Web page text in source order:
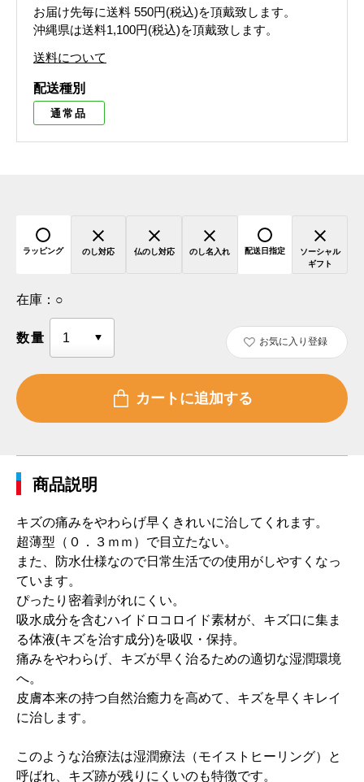
お届け先毎に送料 550円(税込)を頂戴致します。
沖縄県は送料1,100円(税込)を頂戴致します。
送料について
配送種別
通常品
ラッピング のし対応 仏のし対応 のし名入れ 配送日指定
ソーシャル
ギフト
在庫： ○
数量 お気に入り登録
商品説明
キズの痛みをやわらげ早くきれいに治してくれます。
超薄型（０．３ｍｍ）で目立たない。
また、防水仕様なので日常生活での使用がしやすくなっ
ています。
ぴったり密着剥がれにくい。
吸水成分を含むハイドロコロイド素材が、キズ口に集ま
る体液(キズを治す成分)を吸収・保持。
痛みをやわらげ、キズが早く治るための適切な湿潤環境
へ。
皮膚本来の持つ自然治癒力を高めて、キズを早くキレイ
に治します。
このような治療法は湿潤療法（モイストヒーリング）と
呼ばれ、キズ跡が残りにくいのも特徴です。